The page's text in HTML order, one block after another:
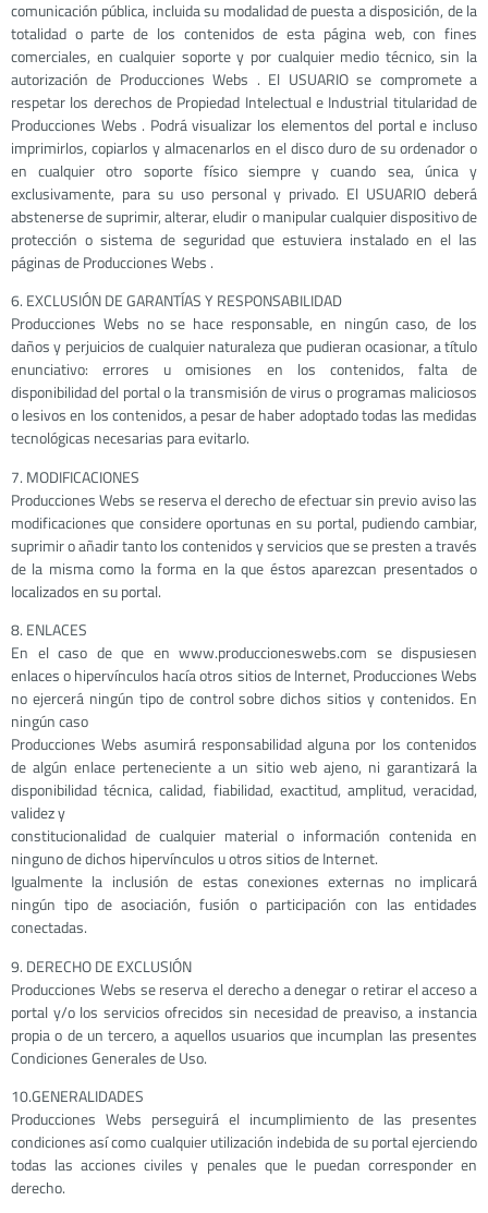
comunicación pública, incluida su modalidad de puesta a disposición, de la
totalidad o parte de los contenidos de esta página web, con fines
comerciales, en cualquier soporte y por cualquier medio técnico, sin la
autorización de Producciones Webs . El USUARIO se compromete a
respetar los derechos de Propiedad Intelectual e Industrial titularidad de
Producciones Webs . Podrá visualizar los elementos del portal e incluso
imprimirlos, copiarlos y almacenarlos en el disco duro de su ordenador o
en cualquier otro soporte físico siempre y cuando sea, única y
exclusivamente, para su uso personal y privado. El USUARIO deberá
abstenerse de suprimir, alterar, eludir o manipular cualquier dispositivo de
protección o sistema de seguridad que estuviera instalado en el las
páginas de Producciones Webs .
6. EXCLUSIÓN DE GARANTÍAS Y RESPONSABILIDAD
Producciones Webs no se hace responsable, en ningún caso, de los
daños y perjuicios de cualquier naturaleza que pudieran ocasionar, a título
enunciativo: errores u omisiones en los contenidos, falta de
disponibilidad del portal o la transmisión de virus o programas maliciosos
o lesivos en los contenidos, a pesar de haber adoptado todas las medidas
tecnológicas necesarias para evitarlo.
7. MODIFICACIONES
Producciones Webs se reserva el derecho de efectuar sin previo aviso las
modificaciones que considere oportunas en su portal, pudiendo cambiar,
suprimir o añadir tanto los contenidos y servicios que se presten a través
de la misma como la forma en la que éstos aparezcan presentados o
localizados en su portal.
8. ENLACES
En el caso de que en www.produccioneswebs.com se dispusiesen
enlaces o hipervínculos hacía otros sitios de Internet, Producciones Webs
no ejercerá ningún tipo de control sobre dichos sitios y contenidos. En
ningún caso
Producciones Webs asumirá responsabilidad alguna por los contenidos
de algún enlace perteneciente a un sitio web ajeno, ni garantizará la
disponibilidad técnica, calidad, fiabilidad, exactitud, amplitud, veracidad,
validez y
constitucionalidad de cualquier material o información contenida en
ninguno de dichos hipervínculos u otros sitios de Internet.
Igualmente la inclusión de estas conexiones externas no implicará
ningún tipo de asociación, fusión o participación con las entidades
conectadas.
9. DERECHO DE EXCLUSIÓN
Producciones Webs se reserva el derecho a denegar o retirar el acceso a
portal y/o los servicios ofrecidos sin necesidad de preaviso, a instancia
propia o de un tercero, a aquellos usuarios que incumplan las presentes
Condiciones Generales de Uso.
10.GENERALIDADES
Producciones Webs perseguirá el incumplimiento de las presentes
condiciones así como cualquier utilización indebida de su portal ejerciendo
todas las acciones civiles y penales que le puedan corresponder en
derecho.